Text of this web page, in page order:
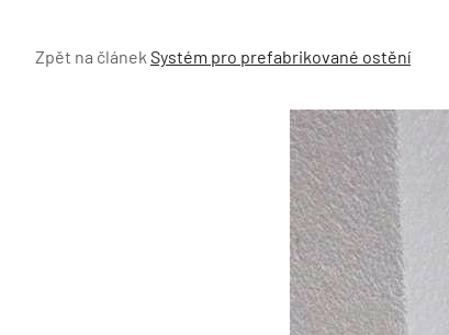
Zpět na článek Systém pro prefabrikované ostění